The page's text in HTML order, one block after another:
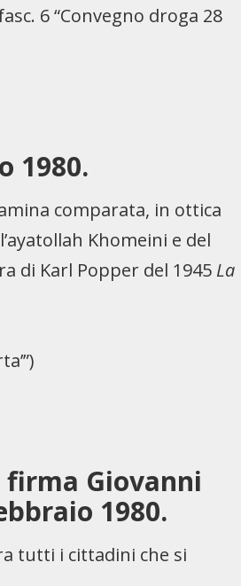
6 “Convegno droga 28
1980.
comparata, in ottica
Khomeini e del
di Karl Popper del 1945 La
firma Giovanni
1980.
tutti i cittadini che si